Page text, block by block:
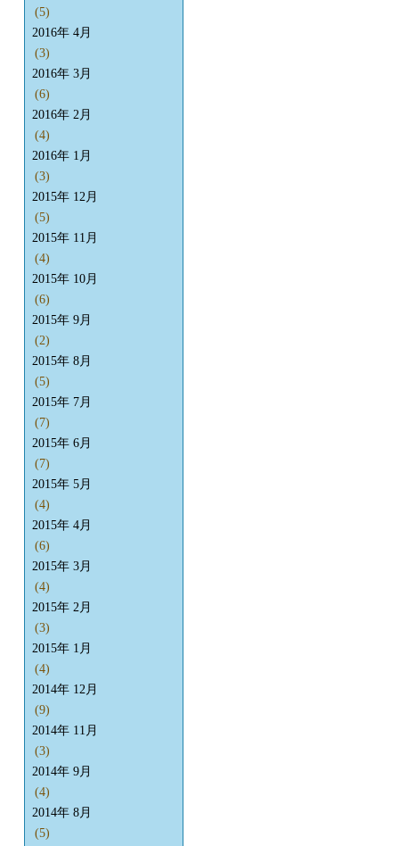
(5)
2016年 4月
(3)
2016年 3月
(6)
2016年 2月
(4)
2016年 1月
(3)
2015年 12月
(5)
2015年 11月
(4)
2015年 10月
(6)
2015年 9月
(2)
2015年 8月
(5)
2015年 7月
(7)
2015年 6月
(7)
2015年 5月
(4)
2015年 4月
(6)
2015年 3月
(4)
2015年 2月
(3)
2015年 1月
(4)
2014年 12月
(9)
2014年 11月
(3)
2014年 9月
(4)
2014年 8月
(5)